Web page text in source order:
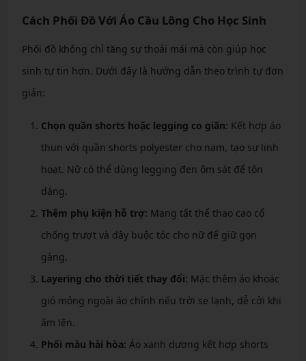
Cách Phối Đồ Với Áo Cầu Lông Cho Học Sinh
Phối đồ không chỉ tăng sự thoải mái mà còn giúp học
sinh tự tin hơn. Dưới đây là hướng dẫn theo trình tự đơn
giản:
Chọn quần shorts hoặc legging co giãn: Kết hợp áo
thun với quần shorts polyester cho nam, tạo sự linh
hoạt. Nữ có thể dùng legging đen ôm sát để tôn
dáng.
Thêm phụ kiện hỗ trợ: Mang tất thể thao cao cổ
chống trượt và dây buộc tóc cho nữ để giữ gọn
gàng.
Layering cho thời tiết thay đổi: Mặc thêm áo khoác
gió mỏng ngoài áo chính nếu trời se lạnh, dễ cởi khi
ấm lên.
Phối màu hài hòa: Áo xanh dương kết hợp shorts